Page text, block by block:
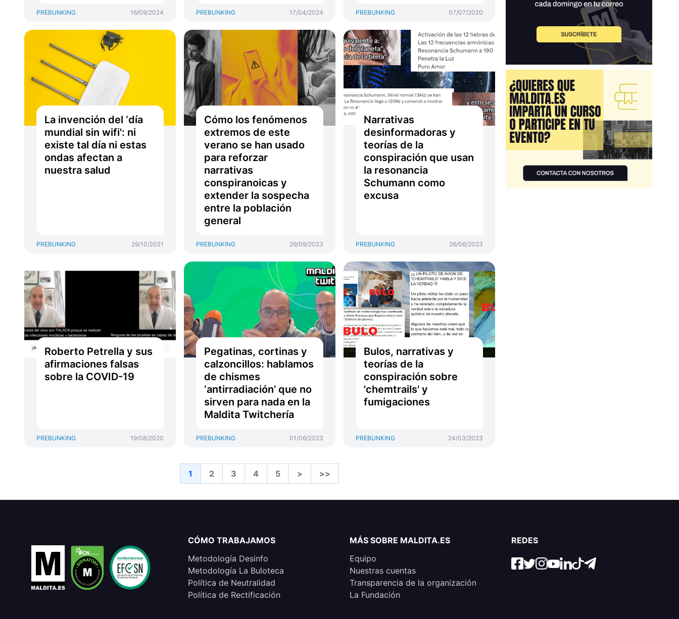
PREBUNKING 16/09/2024 PREBUNKING 17/04/2024 PREBUNKING 07/07/2020
La invención del ‘día
mundial sin wifi': ni
existe tal día ni estas
ondas afectan a
nuestra salud
PREBUNKING 29/10/2021
Cómo los fenómenos
extremos de este
verano se han usado
para reforzar
narrativas
conspiranoicas y
extender la sospecha
entre la población
general
PREBUNKING 29/09/2023
Narrativas
desinformadoras y
teorías de la
conspiración que usan
la resonancia
Schumann como
excusa
PREBUNKING 26/06/2023
Roberto Petrella y sus
afirmaciones falsas
sobre la COVID-19
PREBUNKING 19/08/2020
Pegatinas, cortinas y
calzoncillos: hablamos
de chismes
‘antirradiación’ que no
sirven para nada en la
Maldita Twitchería
PREBUNKING 01/06/2023
Bulos, narrativas y
teorías de la
conspiración sobre
'chemtrails' y
fumigaciones
PREBUNKING 24/03/2023
1 2 3 4 5 > >>
CÓMO TRABAJAMOS
Metodología Desinfo
Metodología La Buloteca
Política de Neutralidad
Política de Rectificación
MÁS SOBRE MALDITA.ES
Equipo
Nuestras cuentas
Transparencia de la organización
La Fundación
REDES